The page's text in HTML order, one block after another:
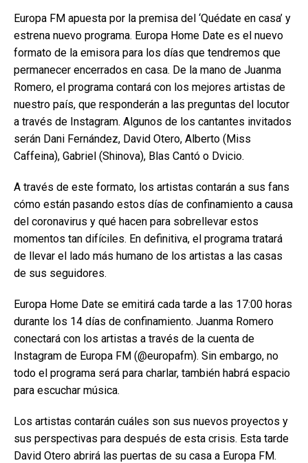
Europa FM apuesta por la premisa del ‘Quédate en casa’ y
estrena nuevo programa. Europa Home Date es el nuevo
formato de la emisora para los días que tendremos que
permanecer encerrados en casa. De la mano de Juanma
Romero, el programa contará con los mejores artistas de
nuestro país, que responderán a las preguntas del locutor
a través de Instagram. Algunos de los cantantes invitados
serán Dani Fernández, David Otero, Alberto (Miss
Caffeina), Gabriel (Shinova), Blas Cantó o Dvicio.
A través de este formato, los artistas contarán a sus fans
cómo están pasando estos días de confinamiento a causa
del coronavirus y qué hacen para sobrellevar estos
momentos tan difíciles. En definitiva, el programa tratará
de llevar el lado más humano de los artistas a las casas
de sus seguidores.
Europa Home Date se emitirá cada tarde a las 17:00 horas
durante los 14 días de confinamiento. Juanma Romero
conectará con los artistas a través de la cuenta de
Instagram de Europa FM (@europafm). Sin embargo, no
todo el programa será para charlar, también habrá espacio
para escuchar música.
Los artistas contarán cuáles son sus nuevos proyectos y
sus perspectivas para después de esta crisis. Esta tarde
David Otero abrirá las puertas de su casa a Europa FM.